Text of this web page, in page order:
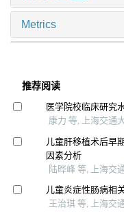
Metrics
推荐阅读
医学院校临床研究
康力 等, 上海交通
儿童肝移植术后早
因素分析
陆晔峰 等, 上海交
儿童炎症性肠病相
王治琪 等, 上海交